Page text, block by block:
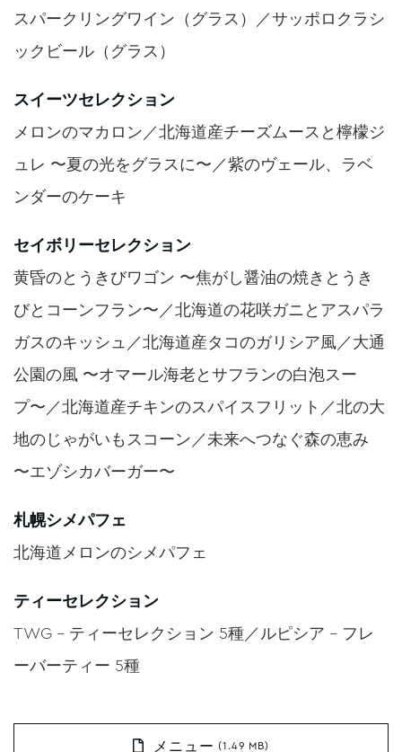
スパークリングワイン（グラス）／サッポロクラシ
ックビール（グラス）
スイーツセレクション
メロンのマカロン／北海道産チーズムースと檸檬ジ
ュレ 〜夏の光をグラスに〜／紫のヴェール、ラベ
ンダーのケーキ
セイボリーセレクション
黄昏のとうきびワゴン 〜焦がし醤油の焼きとうき
びとコーンフラン〜／北海道の花咲ガニとアスパラ
ガスのキッシュ／北海道産タコのガリシア風／大通
公園の風 〜オマール海老とサフランの白泡スー
プ〜／北海道産チキンのスパイスフリット／北の大
地のじゃがいもスコーン／未来へつなぐ森の恵み
〜エゾシカバーガー〜
札幌シメパフェ
北海道メロンのシメパフェ
ティーセレクション
TWG – ティーセレクション 5種／ルピシア – フレ
ーバーティー 5種
メニュー (1.49 MB)